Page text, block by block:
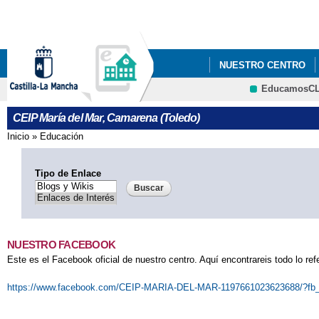
NUESTRO CENTRO
QUÉ HACEMOS
CEIP María del Mar, Camarena (Toledo)
Se encuentra usted aquí
Inicio » Educación
Tipo de Enlace
NUESTRO FACEBOOK
Este es el Facebook oficial de nuestro centro. Aquí encontrareis todo lo
https://www.facebook.com/CEIP-MARIA-DEL-MAR-1197661023623688/